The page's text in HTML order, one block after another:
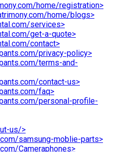
home/registration>
home/blogs>
services>
get-a-quote>
contact>
privacy-policy>
terms-and-
contact-us>
faq>
personal-profile-
us/>
samsung-moblie-parts>
Cameraphones>